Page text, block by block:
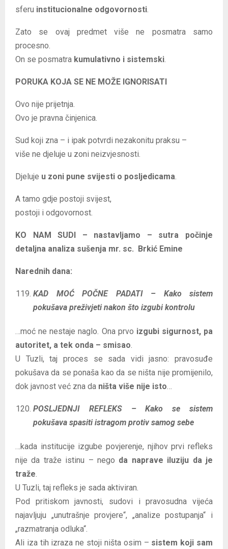
sferu institucionalne odgovornosti
Zato se ovaj predmet više ne posmatra samo
procesno.
On se posmatra kumulativno i sistemski
PORUKA KOJA SE NE MOŽE IGNORISATI
Ovo nije prijetnja.
Ovo je pravna činjenica.
Sud koji zna – i ipak potvrdi nezakonitu praksu –
više ne djeluje u zoni neizvjesnosti.
Djeluje u zoni pune svijesti o posljedicama
A tamo gdje postoji svijest,
postoji i odgovornost.
KO NAM SUDI – nastavljamo – sutra počinje
detaljna analiza sušenja mr. sc. Brkić Emine
Narednih dana:
KAD MOĆ POČNE PADATI – Kako sistem
pokušava preživjeti nakon što izgubi kontrolu
…moć ne nestaje naglo. Ona prvo izgubi sigurnost, pa
autoritet, a tek onda – smisao
U Tuzli, taj proces se sada vidi jasno: pravosuđe
pokušava da se ponaša kao da se ništa nije promijenilo,
dok javnost već zna da ništa više nije isto
POSLJEDNJI REFLEKS – Kako se sistem
pokušava spasiti istragom protiv samog sebe
…kada institucije izgube povjerenje, njihov prvi refleks
nije da traže istinu – nego da naprave iluziju da je
traže
U Tuzli, taj refleks je sada aktiviran.
Pod pritiskom javnosti, sudovi i pravosudna vijeća
najavljuju „unutrašnje provjere“, „analize postupanja“ i
„razmatranja odluka“.
Ali iza tih izraza ne stoji ništa osim – sistem koji sam